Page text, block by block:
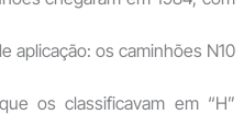
aplicação: os caminhões N10
os classificavam em “H”